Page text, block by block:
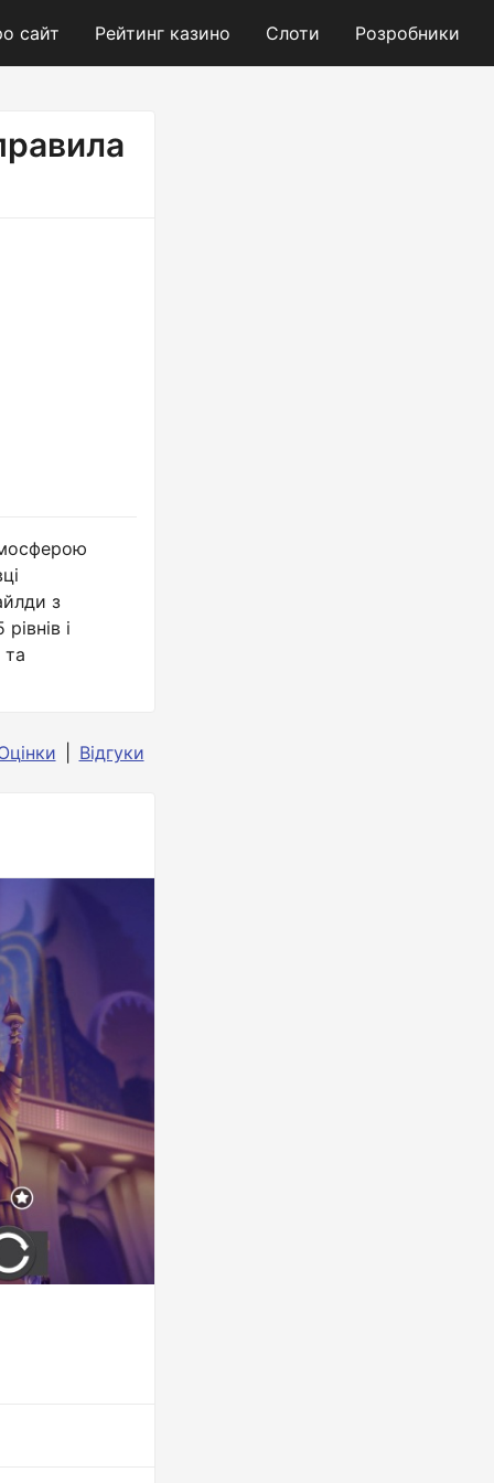
сайт Рейтинг казино Слоти Розробники
з
і
Відгуки